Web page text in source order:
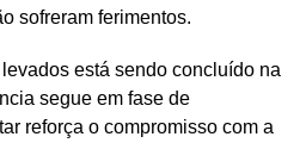
sofreram ferimentos.
está sendo concluído na
segue em fase de
reforça o compromisso com a